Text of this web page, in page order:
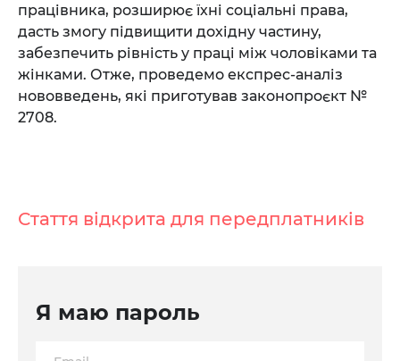
працівника, розширює їхні соціальні права,
дасть змогу підвищити дохідну частину,
забезпечить рівність у праці між чоловіками та
жінками. Отже, проведемо експрес-аналіз
нововведень, які приготував законопроєкт №
2708.
Стаття відкрита для передплатників
Я маю пароль